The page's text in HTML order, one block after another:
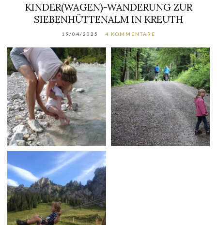
KINDER(WAGEN)-WANDERUNG ZUR
SIEBENHÜTTENALM IN KREUTH
19/04/2025 4 KOMMENTARE